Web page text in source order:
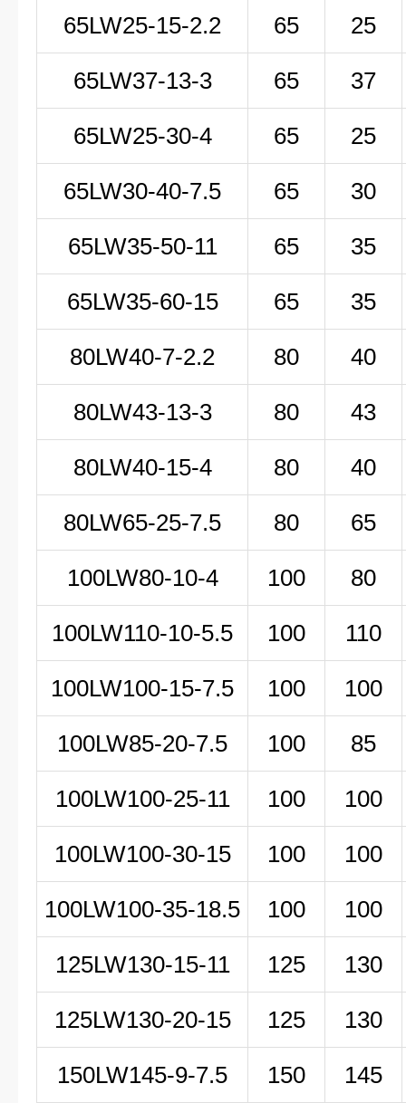
65LW25-15-2.2 65 25
65LW37-13-3 65 37
65LW25-30-4 65 25
65LW30-40-7.5 65 30
65LW35-50-11 65 35
65LW35-60-15 65 35
80LW40-7-2.2 80 40
80LW43-13-3 80 43
80LW40-15-4 80 40
80LW65-25-7.5 80 65
100LW80-10-4 100 80
100LW110-10-5.5 100 110
100LW100-15-7.5 100 100
100LW85-20-7.5 100 85
100LW100-25-11 100 100
100LW100-30-15 100 100
100LW100-35-18.5 100 100
125LW130-15-11 125 130
125LW130-20-15 125 130
150LW145-9-7.5 150 145